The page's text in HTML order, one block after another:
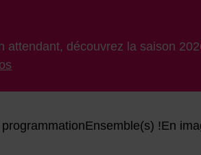
découvrez la saison
programmationEnsemble(s) !En